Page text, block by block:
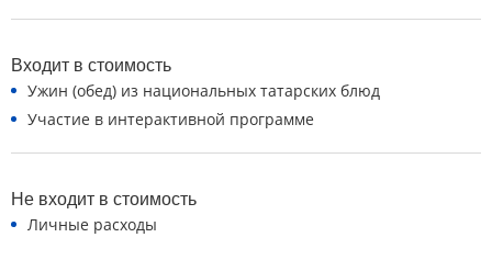
Входит в стоимость
Ужин (обед) из национальных татарских блюд
Участие в интерактивной программе
Не входит в стоимость
Личные расходы